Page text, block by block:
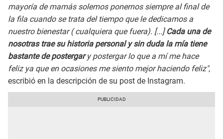
mayoría de mamás solemos ponernos siempre al final de
la fila cuando se trata del tiempo que le dedicamos a
nuestro bienestar ( cualquiera que fuera). [...] Cada una de
nosotras trae su historia personal y sin duda la mía tiene
bastante de postergary postergar lo que a mí me hace
feliz ya que en ocasiones me siento mejor haciendo feliz",
escribió en la descripción de su post de Instagram.